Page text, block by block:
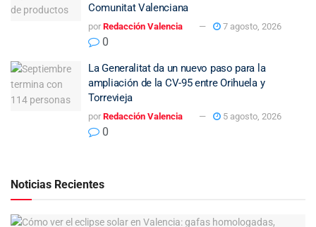
Comunitat Valenciana
por Redacción Valencia 7 agosto, 2026
0
La Generalitat da un nuevo paso para la
ampliación de la CV-95 entre Orihuela y
Torrevieja
por Redacción Valencia 5 agosto, 2026
0
Noticias Recientes